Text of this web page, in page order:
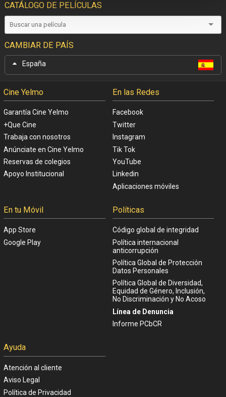
CATÁLOGO DE PELÍCULAS
CAMBIAR DE PAÍS
España
Cine Yelmo
Garantía Cine Yelmo
+Que Cine
Trabaja con nosotros
Anúnciate en Cine Yelmo
Reservas de colegios
Apoyo Institucional
En las Redes
Facebook
Twitter
Instagram
Tik Tok
YouTube
Linkedin
Aplicaciones móviles
En tu Móvil
App Store
Google Play
Políticas
Código global de integridad
Política internacional
anticorrupción
Política Global de Protección
Datos Personales
Política Global de Diversidad,
Equidad de Género, Inclusión,
No Discriminación y No Acoso
Línea de Denuncia
Informe PCbCR
Ayuda
Atención al cliente
Aviso Legal
Política de Privacidad